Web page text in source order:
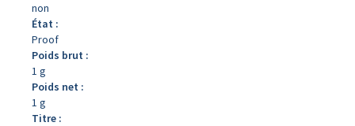
non
État :
Proof
Poids brut :
1 g
Poids net :
1 g
Titre :